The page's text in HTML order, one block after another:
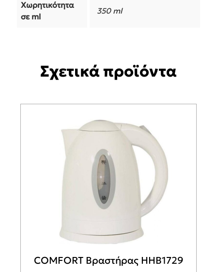
Χωρητικότητα
σε ml
350 ml
Σχετικά προϊόντα
COMFORT Βραστήρας HHB1729